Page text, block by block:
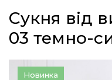
Сукня від
03 темно-
Новинка